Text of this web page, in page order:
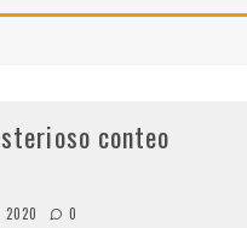
conteo
0